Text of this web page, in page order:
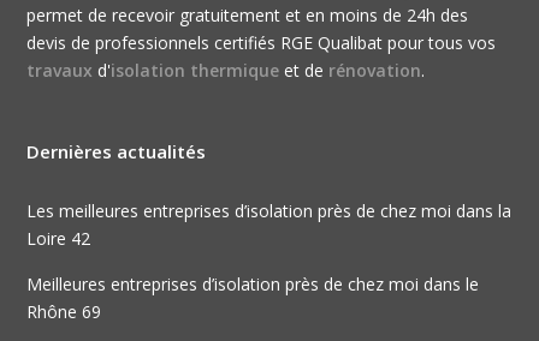
permet de recevoir gratuitement et en moins de 24h des
devis de professionnels certifiés RGE Qualibat pour tous vos
travaux d'isolation thermique et de rénovation.
Dernières actualités
Les meilleures entreprises d’isolation près de chez moi dans la
Loire 42
Meilleures entreprises d’isolation près de chez moi dans le
Rhône 69